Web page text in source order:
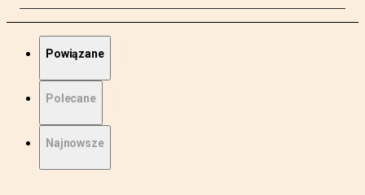
Powiązane
Polecane
Najnowsze